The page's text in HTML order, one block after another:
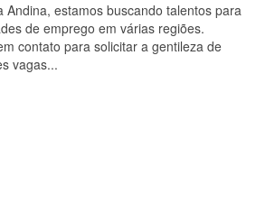
Andina, estamos buscando talentos para
de emprego em várias regiões.
contato para solicitar a gentileza de
vagas...